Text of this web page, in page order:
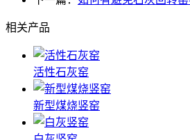
相关产品
活性石灰窑
新型煤烧竖窑